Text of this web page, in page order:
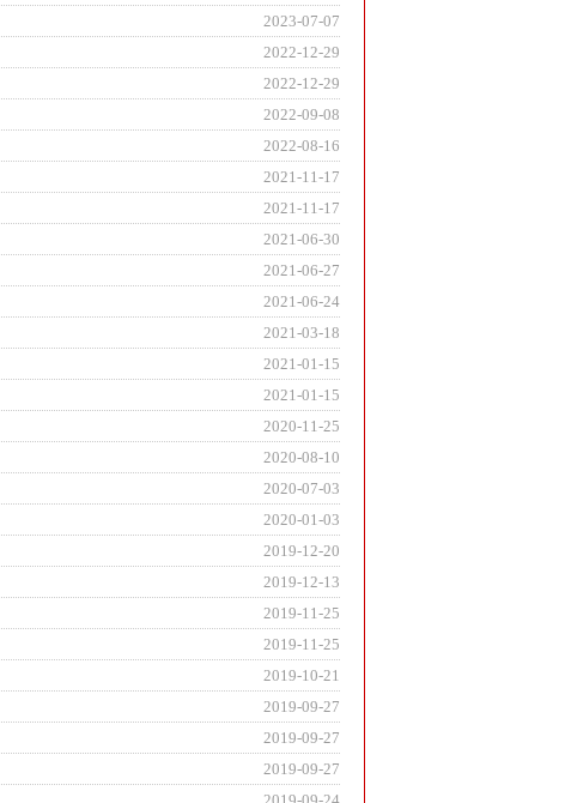
2023-07-07
2022-12-29
2022-12-29
2022-09-08
2022-08-16
2021-11-17
2021-11-17
2021-06-30
2021-06-27
2021-06-24
2021-03-18
2021-01-15
2021-01-15
2020-11-25
2020-08-10
2020-07-03
2020-01-03
2019-12-20
2019-12-13
2019-11-25
2019-11-25
2019-10-21
2019-09-27
2019-09-27
2019-09-27